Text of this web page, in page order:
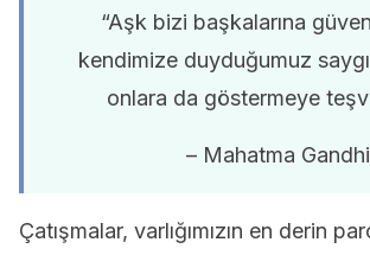
“Aşk bizi başkalarına
kendimize duyduğumuz
onlara da göstermeye
– Mahatma Gandhi
Çatışmalar, varlığımızın en derin